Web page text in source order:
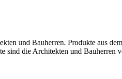
und Bauherren. Produkte aus
sind die Architekten und